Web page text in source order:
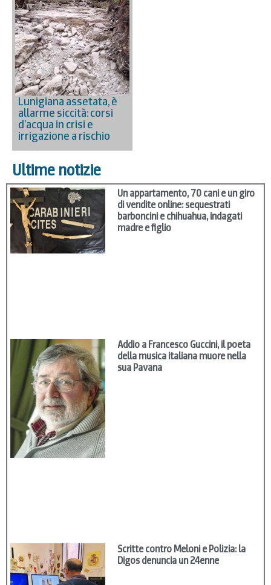
Lunigiana assetata, è
allarme siccità: corsi
d’acqua in crisi e
irrigazione a rischio
Ultime notizie
Un appartamento, 70 cani e un giro
di vendite online: sequestrati
barboncini e chihuahua, indagati
madre e figlio
Addio a Francesco Guccini, il poeta
della musica italiana muore nella
sua Pavana
Scritte contro Meloni e Polizia: la
Digos denuncia un 24enne